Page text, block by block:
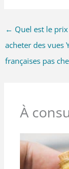
← Quel est le
acheter des vues
françaises pas
À